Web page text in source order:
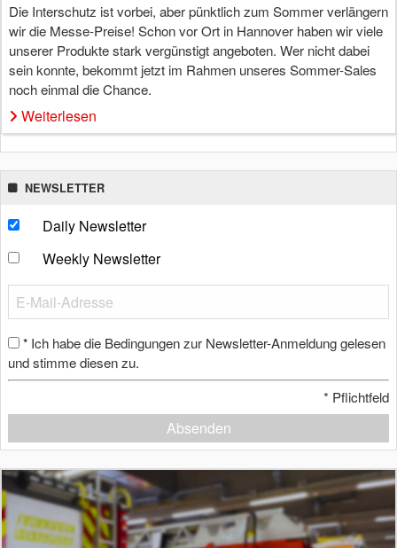
Die Interschutz ist vorbei, aber pünktlich zum Sommer verlängern
wir die Messe-Preise! Schon vor Ort in Hannover haben wir viele
unserer Produkte stark vergünstigt angeboten. Wer nicht dabei
sein konnte, bekommt jetzt im Rahmen unseres Sommer-Sales
noch einmal die Chance.
Weiterlesen
NEWSLETTER
Daily Newsletter
Weekly Newsletter
* Ich habe die Bedingungen zur Newsletter-Anmeldung gelesen
und stimme diesen zu.
* Pflichtfeld
Absenden